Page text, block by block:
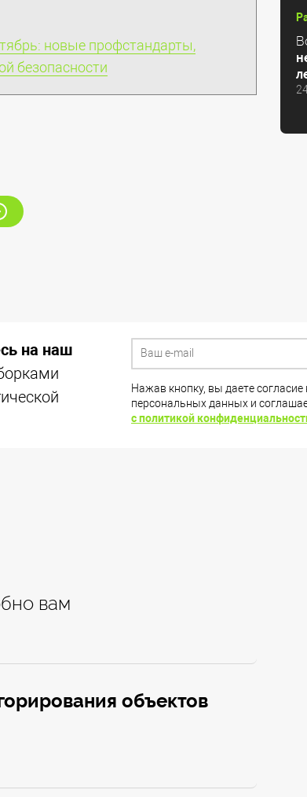
новые профстандарты,
безопасности
на наш
Нажав кнопку, вы даете согласие
персональных данных и
с политикой
вам
объектов